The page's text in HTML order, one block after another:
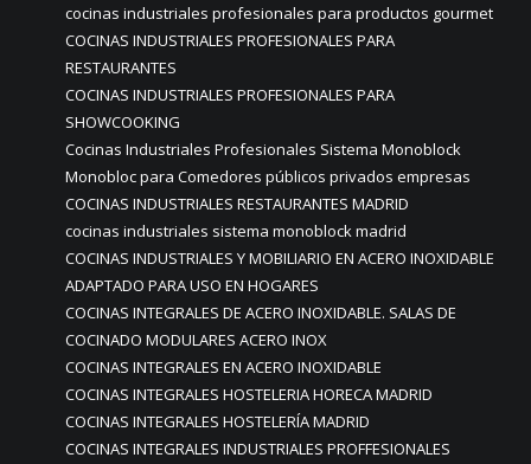
cocinas industriales profesionales para productos gourmet
COCINAS INDUSTRIALES PROFESIONALES PARA
RESTAURANTES
COCINAS INDUSTRIALES PROFESIONALES PARA
SHOWCOOKING
Cocinas Industriales Profesionales Sistema Monoblock
Monobloc para Comedores públicos privados empresas
COCINAS INDUSTRIALES RESTAURANTES MADRID
cocinas industriales sistema monoblock madrid
COCINAS INDUSTRIALES Y MOBILIARIO EN ACERO INOXIDABLE
ADAPTADO PARA USO EN HOGARES
COCINAS INTEGRALES DE ACERO INOXIDABLE. SALAS DE
COCINADO MODULARES ACERO INOX
COCINAS INTEGRALES EN ACERO INOXIDABLE
COCINAS INTEGRALES HOSTELERIA HORECA MADRID
COCINAS INTEGRALES HOSTELERÍA MADRID
COCINAS INTEGRALES INDUSTRIALES PROFFESIONALES